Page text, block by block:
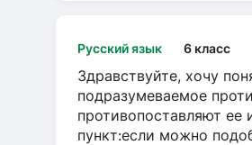
Русский язык 6 класс
Здравствуйте, хочу
подразумеваемое
противопоставляют ее
пункт:если можно